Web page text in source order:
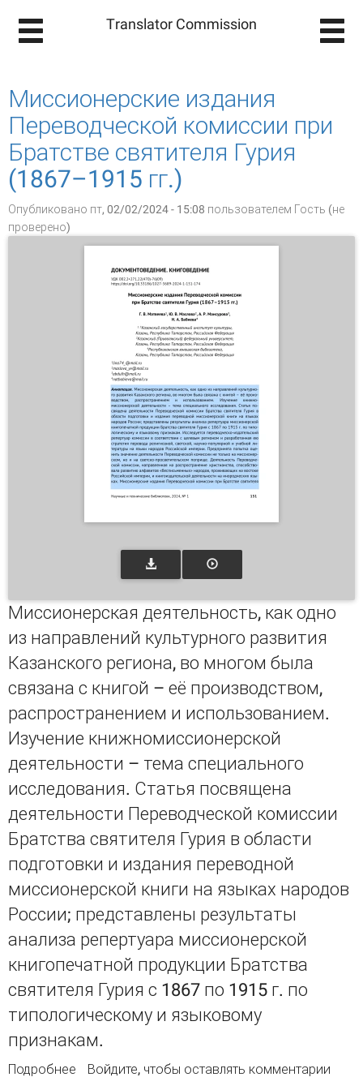
Translator Commission
Миссионерские издания
Переводческой комиссии при
Братстве святителя Гурия
(1867–1915 гг.)
Опубликовано пт, 02/02/2024 - 15:08 пользователем Гость (не
проверено)
Миссионерская деятельность, как одно
из направлений культурного развития
Казанского региона, во многом была
связана с книгой – её производством,
распространением и использованием.
Изучение книжномиссионерской
деятельности – тема специального
исследования. Статья посвящена
деятельности Переводческой комиссии
Братства святителя Гурия в области
подготовки и издания переводной
миссионерской книги на языках народов
России; представлены результаты
анализа репертуара миссионерской
книгопечатной продукции Братства
святителя Гурия с 1867 по 1915 г. по
типологическому и языковому
признакам.
Подробнее о Миссионерские издания Переводческой
Войдите, чтобы оставлять комментарии